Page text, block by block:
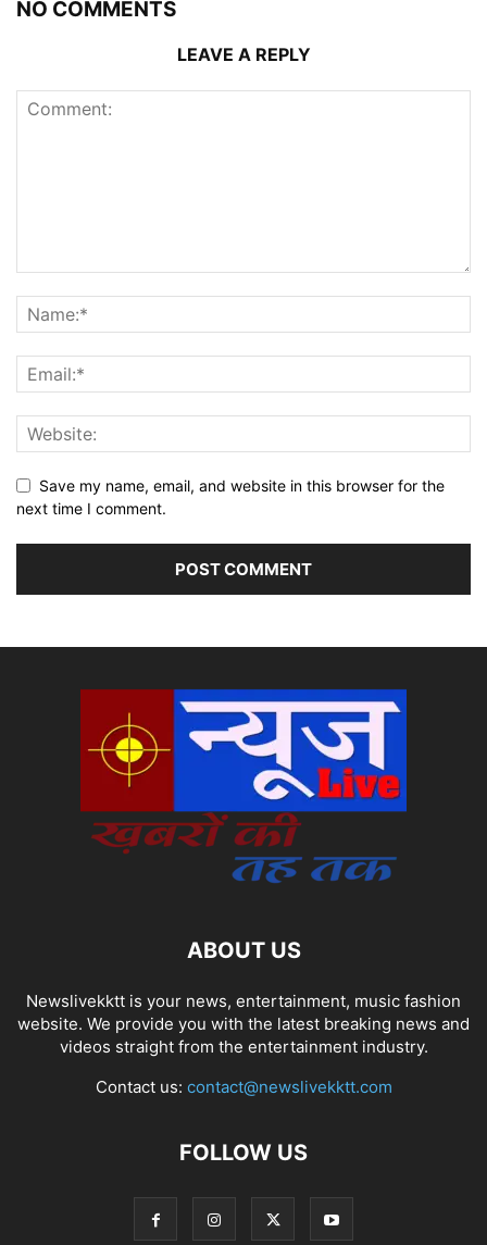
NO COMMENTS
LEAVE A REPLY
Save my name, email, and website in this browser for the
next time I comment.
ABOUT US
Newslivekktt is your news, entertainment, music fashion
website. We provide you with the latest breaking news and
videos straight from the entertainment industry.
Contact us: contact@newslivekktt.com
FOLLOW US